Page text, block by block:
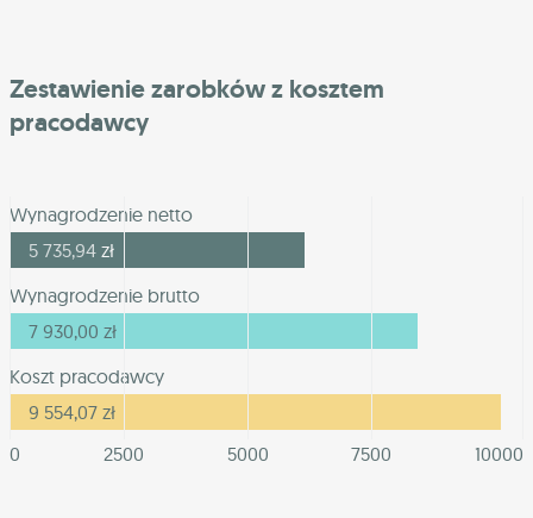
Zestawienie zarobków z kosztem
pracodawcy
Wynagrodzenie netto
5 735,94 zł
Wynagrodzenie brutto
7 930,00 zł
Koszt pracodawcy
9 554,07 zł
0
2500 5000 7500 10000